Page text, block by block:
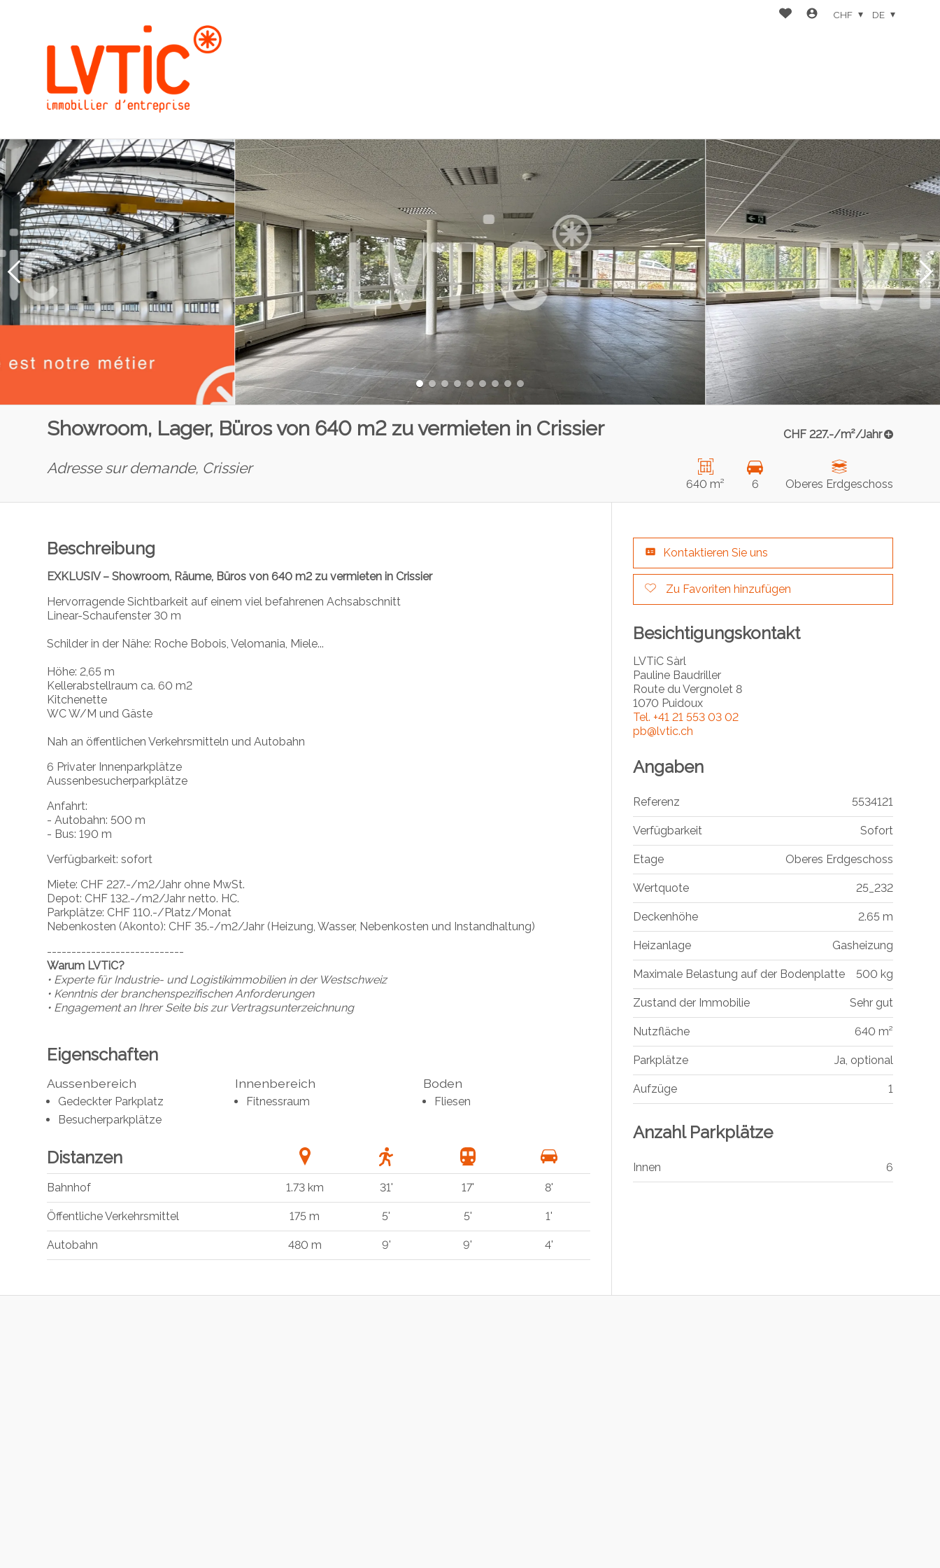
CHF DE
Showroom, Lager, Büros von 640 m2 zu vermieten in Crissier CHF 227.-/m²/Jahr
Adresse sur demande, Crissier
640 m² 6 Oberes Erdgeschoss
Beschreibung
EXKLUSIV – Showroom, Räume, Büros von 640 m2 zu vermieten in Crissier
Hervorragende Sichtbarkeit auf einem viel befahrenen Achsabschnitt
Linear-Schaufenster 30 m
Schilder in der Nähe: Roche Bobois, Velomania, Miele...
Höhe: 2,65 m
Kellerabstellraum ca. 60 m2
Kitchenette
WC W/M und Gäste
Nah an öffentlichen Verkehrsmitteln und Autobahn
6 Privater Innenparkplätze
Aussenbesucherparkplätze
Anfahrt:
- Autobahn: 500 m
- Bus: 190 m
Verfügbarkeit: sofort
Miete: CHF 227.-/m2/Jahr ohne MwSt.
Depot: CHF 132.-/m2/Jahr netto. HC.
Parkplätze: CHF 110.-/Platz/Monat
Nebenkosten (Akonto): CHF 35.-/m2/Jahr (Heizung, Wasser, Nebenkosten und Instandhaltung)
----------------------------
Warum LVTiC?
• Experte für Industrie- und Logistikimmobilien in der Westschweiz
• Kenntnis der branchenspezifischen Anforderungen
• Engagement an Ihrer Seite bis zur Vertragsunterzeichnung
Eigenschaften
Aussenbereich
Gedeckter Parkplatz
Besucherparkplätze
Innenbereich
Fitnessraum
Boden
Fliesen
Distanzen
Bahnhof 1.73 km 31' 17' 8'
Öffentliche Verkehrsmittel 175 m 5' 5' 1'
Autobahn 480 m 9' 9' 4'
Kontaktieren Sie uns
Zu Favoriten hinzufügen
Besichtigungskontakt
LVTiC Sàrl
Pauline Baudriller
Route du Vergnolet 8
1070 Puidoux
Tel. +41 21 553 03 02
pb@lvtic.ch
Angaben
Referenz 5534121
Verfügbarkeit Sofort
Etage Oberes Erdgeschoss
Wertquote 25_232
Deckenhöhe 2.65 m
Heizanlage Gasheizung
Maximale Belastung auf der Bodenplatte 500 kg
Zustand der Immobilie Sehr gut
Nutzfläche 640 m²
Parkplätze Ja, optional
Aufzüge 1
Anzahl Parkplätze
Innen 6